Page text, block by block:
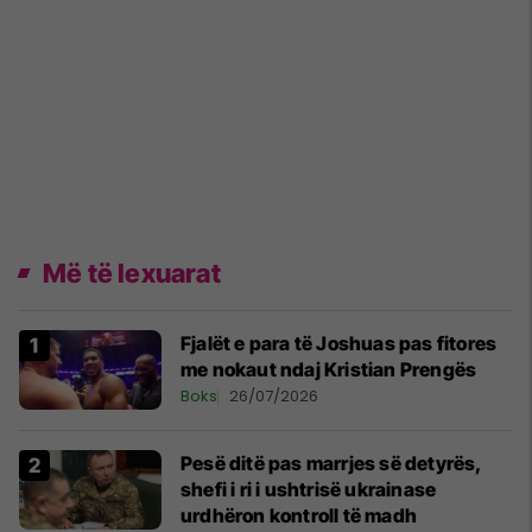
Më të lexuarat
Fjalët e para të Joshuas pas fitores
me nokaut ndaj Kristian Prengës
Boks 26/07/2026
Pesë ditë pas marrjes së detyrës,
shefi i ri i ushtrisë ukrainase
urdhëron kontroll të madh